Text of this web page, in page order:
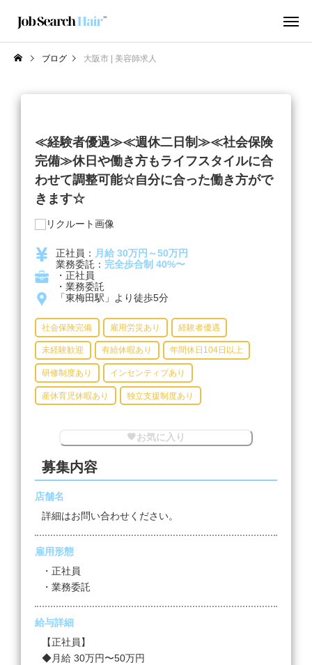
ブログ 大阪市 | 美容師求人
≪経験者優遇≫≪週休二日制≫≪社会保険
完備≫休日や働き方もライフスタイルに合
わせて調整可能☆自分に合った働き方がで
きます☆
正社員： 月給 30万円～50万円
業務委託： 完全歩合制 40%〜
・正社員
・業務委託
「東梅田駅」より徒歩5分
社会保険完備 雇用労災あり 経験者優遇
未経験歓迎 有給休暇あり 年間休日104日以上
研修制度あり インセンティブあり
産休育児休暇あり 独立支援制度あり
お気に入り
募集内容
店舗名
詳細はお問い合わせください。
雇用形態
・正社員
・業務委託
給与詳細
【正社員】
◆月給 30万円〜50万円